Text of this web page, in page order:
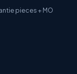
pieces + MO